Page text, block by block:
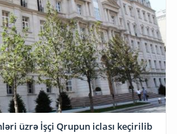
üzrə İşçi Qrupun iclası keçirilib